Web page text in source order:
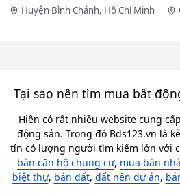
Huyện Bình Chánh, Hồ Chí Minh
Tại sao nên tìm mua bất
Hiện có rất nhiều website cung
động sản. Trong đó Bds123.vn là
tín có lượng người tìm kiếm lớn với
bán căn hộ chung cư, mua bán nhà
biệt thự, bán đất, đất nền dự án,